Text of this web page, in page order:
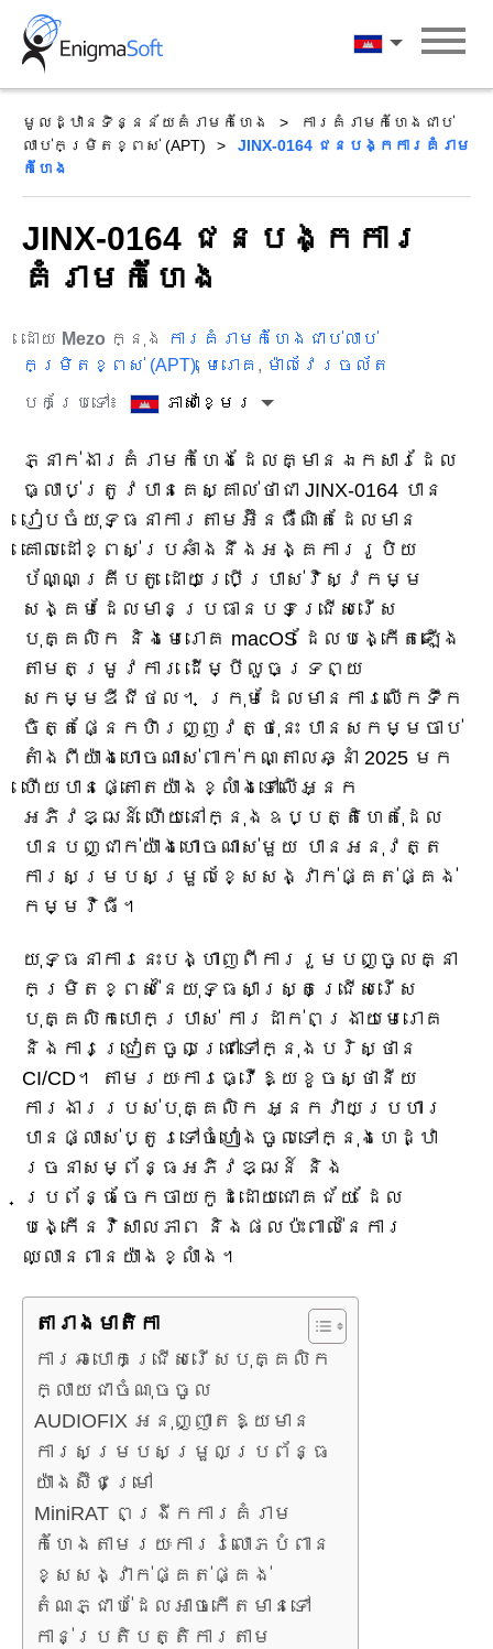
Skip
content
ភាសាខ្មែរ
មូលដ្ឋានទិន្នន័យគំរាមកំហែង
ការគំរាមកំហែងជាប់
លាប់កម្រិតខ្ពស់ (APT)
JINX-0164 ជន​បង្ក​ការ​គំរាម
កំហែង
JINX-0164 ជន​បង្ក​ការ​
គំរាមកំហែង
ដោយ Mezo ក្នុង
ការគំរាមកំហែងជាប់លាប់
កម្រិតខ្ពស់ (APT), មេរោគ , ម៉ាលវែរចល័ត
បកប្រែទៅ៖
ភាសាខ្មែរ
ភ្នាក់ងារគំរាមកំហែងដែលគ្មានឯកសារដែល
ធ្លាប់ត្រូវបានគេស្គាល់ថាជា JINX-0164 បាន
រៀបចំយុទ្ធនាការតាមអ៊ីនធឺណិតដែលមាន
គោលដៅខ្ពស់ប្រឆាំងនឹងអង្គការរូបិយ
ប័ណ្ណគ្រីបតូ ដោយប្រើប្រាស់វិស្វកម្ម
សង្គមដែលមានប្រធានបទជ្រើសរើស
បុគ្គលិក និងមេរោគ macOS ដែលបង្កើតឡើង
តាមតម្រូវការ ដើម្បីលួចទ្រព្យ
សកម្មឌីជីថល។ ក្រុមដែលមានការលើកទឹក
ចិត្តផ្នែកហិរញ្ញវត្ថុនេះ បានសកម្មចាប់
តាំងពីយ៉ាងហោចណាស់ពាក់កណ្តាលឆ្នាំ 2025 មក
ហើយបានផ្តោតយ៉ាងខ្លាំងទៅលើអ្នក
អភិវឌ្ឍន៍ ហើយនៅក្នុងឧប្បត្តិហេតុដែល
បានបញ្ជាក់យ៉ាងហោចណាស់មួយ បានអនុវត្ត
ការសម្របសម្រួលខ្សែសង្វាក់ផ្គត់ផ្គង់
កម្មវិធី។
យុទ្ធនាការនេះបង្ហាញពីការរួមបញ្ចូលគ្នា
កម្រិតខ្ពស់នៃយុទ្ធសាស្ត្រជ្រើសរើស
បុគ្គលិកបោកប្រាស់ ការដាក់ពង្រាយមេរោគ
និងការជ្រៀតចូលជ្រៅទៅក្នុងបរិស្ថាន
CI/CD។ តាមរយៈការធ្វើឱ្យខូចស្ថានីយ
ការងាររបស់បុគ្គលិក អ្នកវាយប្រហារ
បានផ្លាស់ប្តូរទៅចំហៀងចូលទៅក្នុងហេដ្ឋា
រចនាសម្ព័ន្ធអភិវឌ្ឍន៍ និង
ប្រព័ន្ធចែកចាយកូដដោយជោគជ័យ ដែល
បង្កើនវិសាលភាព និងផលប៉ះពាល់នៃការ
ឈ្លានពានយ៉ាងខ្លាំង។
តារាង​មាតិកា
ការឆបោកជ្រើសរើសបុគ្គលិក
ក្លាយជាចំណុចចូល
AUDIOFIX អនុញ្ញាតឱ្យមាន
ការសម្របសម្រួលប្រព័ន្ធ
យ៉ាងស៊ីជម្រៅ
MiniRAT ពង្រីកការគំរាម
កំហែងតាមរយៈការរំលោភបំពាន
ខ្សែសង្វាក់ផ្គត់ផ្គង់
តំណភ្ជាប់ដែលអាចកើតមានទៅ
កាន់ប្រតិបត្តិការតាម